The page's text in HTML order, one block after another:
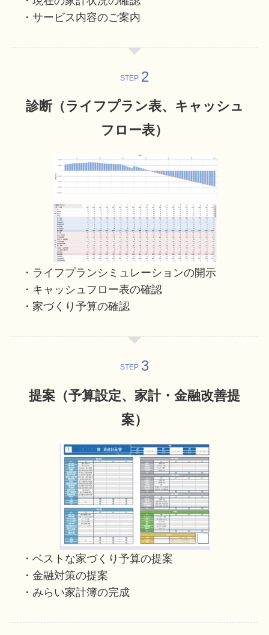
・サービス内容のご案内
STEP
診断（ライフプラン表、キャッシュ
フロー表）
・ライフプランシミュレーションの開示
・キャッシュフロー表の確認
・家づくり予算の確認
STEP
提案（予算設定、家計・金融改善提
案）
・ベストな家づくり予算の提案
・金融対策の提案
・みらい家計簿の完成